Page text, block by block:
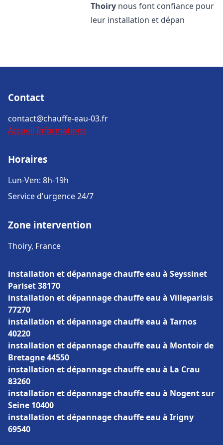
Thoiry nous font confiance pour
leur installation et dépan
Contact
contact@chauffe-eau-03.fr
Accueil Informations
Horaires
Lun-Ven: 8h-19h
Service d'urgence 24/7
Zone intervention
Thoiry, France
installation et dépannage chauffe eau à Seyssinet
Pariset 38170
installation et dépannage chauffe eau à Villeparisis
77270
installation et dépannage chauffe eau à Tarnos
40220
installation et dépannage chauffe eau à Montoir de
Bretagne 44550
installation et dépannage chauffe eau à La Crau
83260
installation et dépannage chauffe eau à Nogent sur
Seine 10400
installation et dépannage chauffe eau à Irigny
69540